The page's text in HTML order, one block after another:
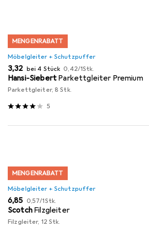
MENGENRABATT
Möbelgleiter + Schutzpuffer
EUR
3,32 bei 4 Stück EUR
0,42/1Stk.
Hansi-Siebert Parkettgleiter Premium
Parkettgleiter, 8 Stk.
5
MENGENRABATT
Möbelgleiter + Schutzpuffer
EUR
6,85 EUR
0,57/1Stk.
Scotch Filzgleiter
Filzgleiter, 12 Stk.